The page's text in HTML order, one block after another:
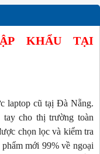
KHẨU TẠI
laptop cũ tạị Đà Nẵng.
tay cho thị trường toàn
chọn lọc và kiểm tra
mới 99% về ngoại